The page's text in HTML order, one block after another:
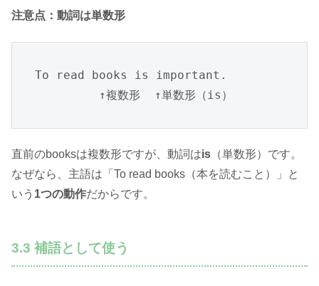
注意点：動詞は単数形
To read books is important.
         ↑複数形  ↑単数形（is）
直前のbooksは複数形ですが、動詞はis （単数形）です。
なぜなら、主語は「To read books（本を読むこと）」と
いう 1つの動作だからです。
3.3 補語として使う